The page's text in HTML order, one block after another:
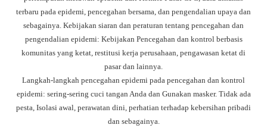
terbaru pada epidemi, pencegahan bersama, dan pengendalian upaya dan
sebagainya. Kebijakan siaran dan peraturan tentang pencegahan dan
pengendalian epidemi: Kebijakan Pencegahan dan kontrol berbasis
komunitas yang ketat, restitusi kerja perusahaan, pengawasan ketat di
pasar dan lainnya.
Langkah-langkah pencegahan epidemi pada pencegahan dan kontrol
epidemi: sering-sering cuci tangan Anda dan Gunakan masker. Tidak ada
pesta, Isolasi awal, perawatan dini, perhatian terhadap kebersihan pribadi
dan sebagainya.